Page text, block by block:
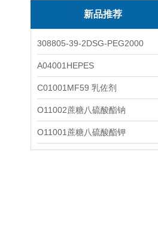
新品推荐
308805-39-2DSG-PEG2000
A04001HEPES
C01001MF59 乳佐剂
O11002蔗糖八硫酸酯钠
O11001蔗糖八硫酸酯钾